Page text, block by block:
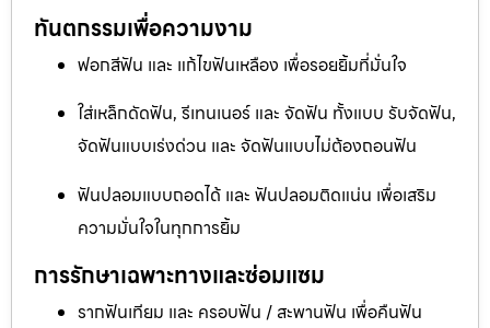
ทันตกรรมเพื่อความงาม
ฟอกสีฟัน และ แก้ไขฟันเหลือง เพื่อรอยยิ้มที่มั่นใจ
ใส่เหล็กดัดฟัน, รีเทนเนอร์ และ จัดฟัน ทั้งแบบ รับจัดฟัน,
จัดฟันแบบเร่งด่วน และ จัดฟันแบบไม่ต้องถอนฟัน
ฟันปลอมแบบถอดได้ และ ฟันปลอมติดแน่น เพื่อเสริม
ความมั่นใจในทุกการยิ้ม
การรักษาเฉพาะทางและซ่อมแซม
รากฟันเทียม และ ครอบฟัน / สะพานฟัน เพื่อคืนฟัน